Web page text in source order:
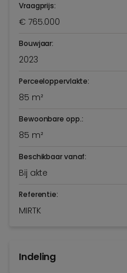
Vraagprijs:
€ 765.000
Bouwjaar:
2023
Perceeloppervlakte:
85 m²
Bewoonbare opp.:
85 m²
Beschikbaar vanaf:
Bij akte
Referentie:
MIRTK
Indeling